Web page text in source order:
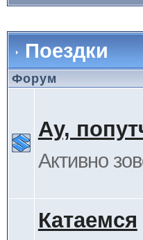
Поездки
Форум
Ау,
Активно
Катаемся